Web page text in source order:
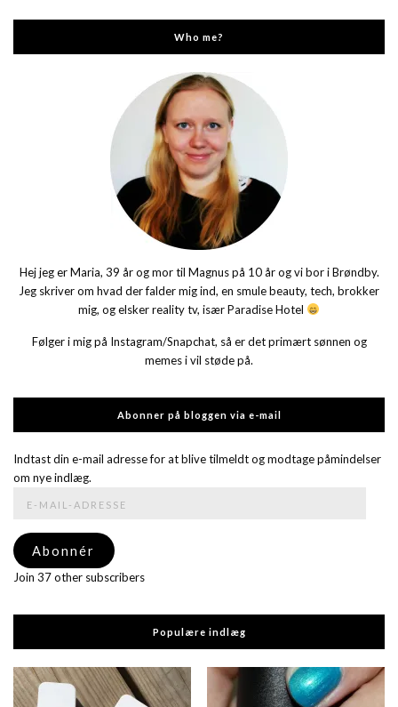
Who me?
Hej jeg er Maria, 39 år og mor til Magnus på 10 år og vi bor i Brøndby.
Jeg skriver om hvad der falder mig ind, en smule beauty, tech, brokker
mig, og elsker reality tv, især Paradise Hotel
Følger i mig på Instagram/Snapchat, så er det primært sønnen og
memes i vil støde på.
Abonner på bloggen via e-mail
Indtast din e-mail adresse for at blive tilmeldt og modtage påmindelser
om nye indlæg.
adresse
Abonnér
Join 37 other subscribers
Populære indlæg